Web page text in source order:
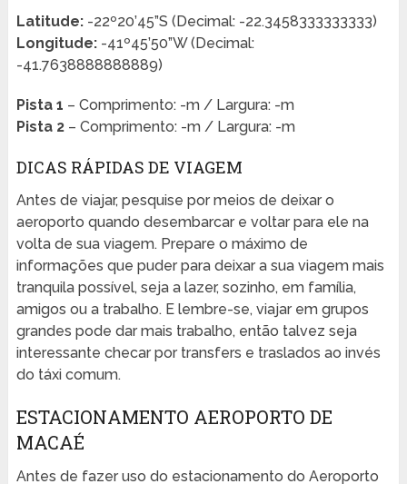
Latitude:-22º20’45”S (Decimal: -22.3458333333333)
Longitude:-41º45’50”W (Decimal:
-41.7638888888889)
Pista 1 – Comprimento: -m / Largura: -m
Pista 2– Comprimento: -m / Largura: -m
DICAS RÁPIDAS DE VIAGEM
Antes de viajar, pesquise por meios de deixar o
aeroporto quando desembarcar e voltar para ele na
volta de sua viagem. Prepare o máximo de
informações que puder para deixar a sua viagem mais
tranquila possível, seja a lazer, sozinho, em família,
amigos ou a trabalho. E lembre-se, viajar em grupos
grandes pode dar mais trabalho, então talvez seja
interessante checar por transfers e traslados ao invés
do táxi comum.
ESTACIONAMENTO AEROPORTO DE
MACAÉ
Antes de fazer uso do estacionamento do Aeroporto